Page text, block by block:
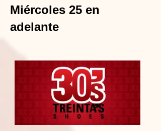
Miércoles 25 en
adelante